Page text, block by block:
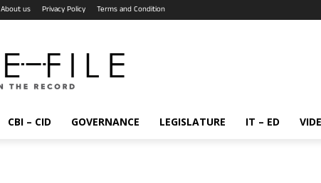
About us Privacy Policy Terms and Condition
CBI – CID GOVERNANCE LEGISLATURE IT – ED